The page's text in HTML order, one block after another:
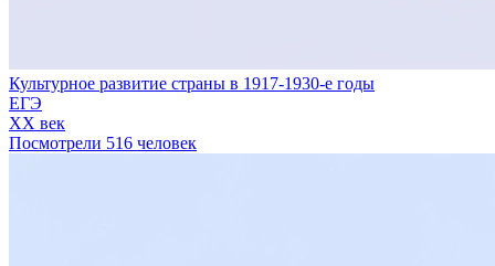
Культурное развитие страны в 1917-1930-е годы
ЕГЭ
XX век
Посмотрели 516 человек